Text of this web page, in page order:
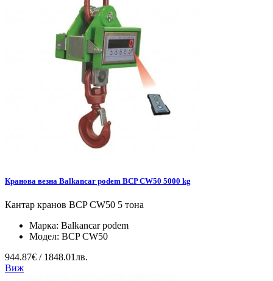
Кранова везна Balkancar podem BCP CW50 5000 kg
Кантар кранов BCP CW50 5 тона
Марка: Balkancar podem
Модел: BCP CW50
944.87€ / 1848.01лв.
Виж